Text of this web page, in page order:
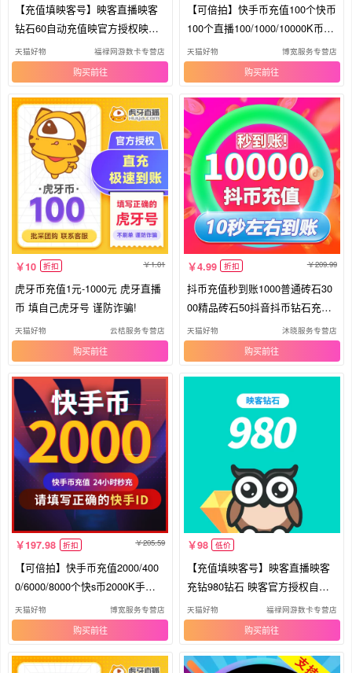
【充值填映客号】映客直播映客
钻石60自动充值映官方授权映客
充钻
天猫好物 福禄网游数卡专营店
购买
【可倍拍】快手币充值100个快币
100个直播100/1000/10000K币k
币
天猫好物 博宽服务专营店
购买
10 折扣 1.01
虎牙币充值1元-1000元 虎牙直播
币 填自己虎牙号 谨防诈骗!
天猫好物 云桔服务专营店
购买
4.99 折扣 209.99
抖币充值秒到账1000普通砖石30
00精品砖石50抖音抖币钻石充值
入口
天猫好物 沐晓服务专营店
购买
197.98 折扣 205.59
【可倍拍】快手币充值2000/400
0/6000/8000个快s币2000K手秒
到账
天猫好物 博宽服务专营店
购买
98 低价
【充值填映客号】映客直播映客
充钻980钻石 映客官方授权自动
充值
天猫好物 福禄网游数卡专营店
购买